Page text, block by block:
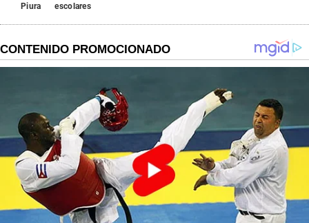
Piura
escolares